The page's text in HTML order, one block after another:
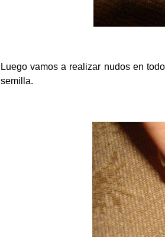
Luego vamos a realizar nudos en
semilla.